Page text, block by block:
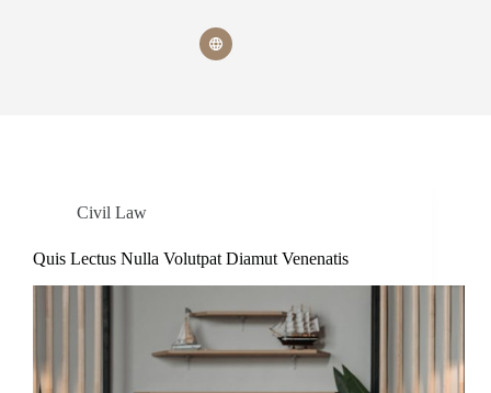
Civil Law
Quis Lectus Nulla Volutpat Diamut Venenatis